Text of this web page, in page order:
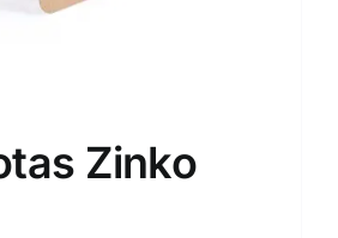
Zinko